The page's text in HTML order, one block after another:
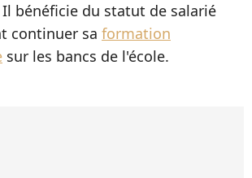
bénéficie du statut de salarié
continuer sa formation
sur les bancs de l'école.